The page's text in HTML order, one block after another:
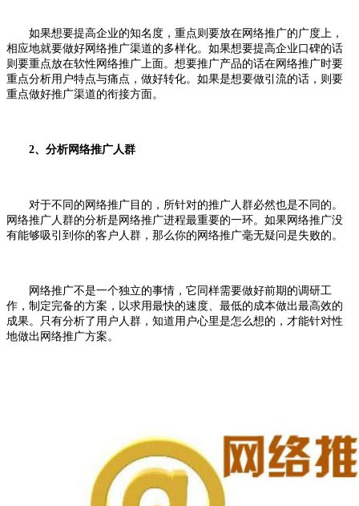
如果想要提高企业的知名度，重点则要放在网络推广的广度上，
相应地就要做好网络推广渠道的多样化。如果想要提高企业口碑的话
则要重点放在软性网络推广上面。想要推广产品的话在网络推广时要
重点分析用户特点与痛点，做好转化。如果是想要做引流的话，则要
重点做好推广渠道的衔接方面。
2、分析网络推广人群
对于不同的网络推广目的，所针对的推广人群必然也是不同的。
网络推广人群的分析是网络推广进程最重要的一环。如果网络推广没
有能够吸引到你的客户人群，那么你的网络推广毫无疑问是失败的。
网络推广不是一个独立的事情，它同样需要做好前期的调研工
作，制定完备的方案，以求用最快的速度、最低的成本做出最高效的
成果。只有分析了用户人群，知道用户心里是怎么想的，才能针对性
地做出网络推广方案。